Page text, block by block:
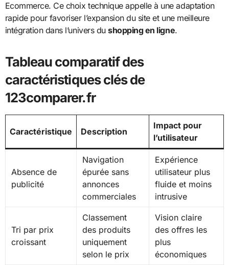
Ecommerce. Ce choix technique appelle à une adaptation
rapide pour favoriser l’expansion du site et une meilleure
intégration dans l’univers dushopping en ligne.
Tableau comparatif des
caractéristiques clés de
123comparer.fr
Caractéristique Description
Impact pour
l’utilisateur
Absence de
publicité
Navigation
épurée sans
annonces
commerciales
Expérience
utilisateur plus
fluide et moins
intrusive
Tri par prix
croissant
Classement
des produits
uniquement
selon le prix
Vision claire
des offres les
plus
économiques